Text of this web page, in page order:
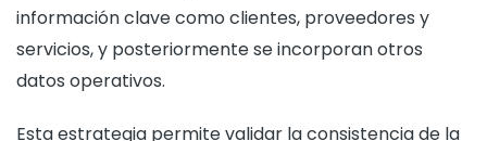
información clave como clientes, proveedores y
servicios, y posteriormente se incorporan otros
datos operativos.
Esta estrategia permite validar la consistencia de la